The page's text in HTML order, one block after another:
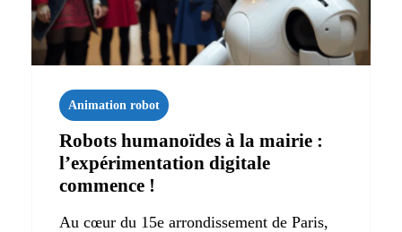
Animation robot
Robots humanoïdes à la mairie :
l’expérimentation digitale
commence !
Au cœur du 15e arrondissement de Paris,